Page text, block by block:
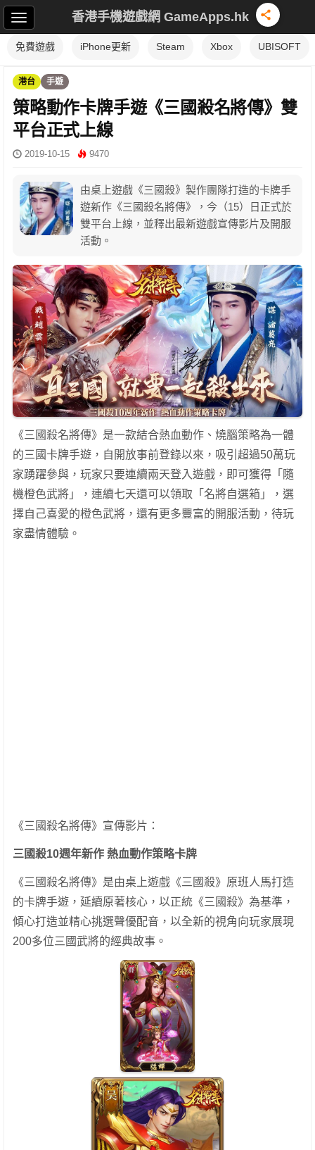
香港手機遊戲網 GameApps.hk
免費遊戲 iPhone更新 Steam Xbox UBISOFT
港台 手遊
策略動作卡牌手遊《三國殺名將傳》雙
平台正式上線
2019-10-15 9470
由桌上遊戲《三國殺》製作團隊打造的卡牌手
遊新作《三國殺名將傳》，今（15）日正式於
雙平台上線，並釋出最新遊戲宣傳影片及開服
活動。
《三國殺名將傳》是一款結合熱血動作、燒腦策略為一體
的三國卡牌手遊，自開放事前登錄以來，吸引超過50萬玩
家踴躍參與，玩家只要連續兩天登入遊戲，即可獲得「隨
機橙色武將」，連續七天還可以領取「名將自選箱」，選
擇自己喜愛的橙色武將，還有更多豐富的開服活動，待玩
家盡情體驗。
《三國殺名將傳》宣傳影片：
三國殺10週年新作 熱血動作策略卡牌
《三國殺名將傳》是由桌上遊戲《三國殺》原班人馬打造
的卡牌手遊，延續原著核心，以正統《三國殺》為基準，
傾心打造並精心挑選聲優配音，以全新的視角向玩家展現
200多位三國武將的經典故事。